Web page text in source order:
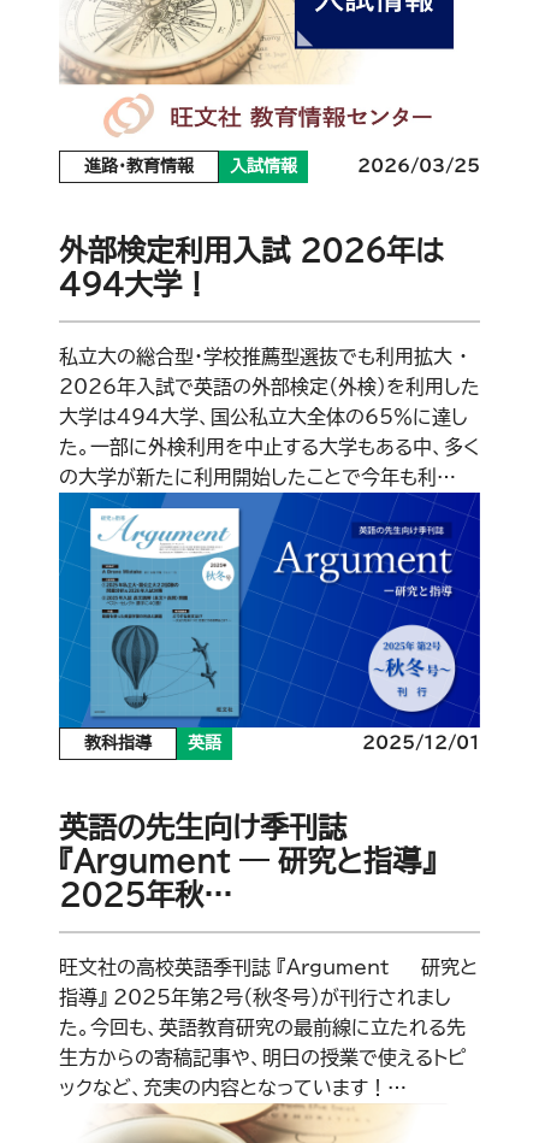
進路・教育情報 入試情報 2026/03/25
外部検定利用入試 2026年は
494大学！
私立大の総合型・学校推薦型選抜でも利用拡大 ・
2026年入試で英語の外部検定（外検）を利用した
大学は494大学、国公私立大全体の65％に達し
た。一部に外検利用を中止する大学もある中、多く
の大学が新たに利用開始したことで今年も利…
教科指導 英語 2025/12/01
英語の先生向け季刊誌
『Argument ― 研究と指導』
2025年秋…
旺文社の高校英語季刊誌 『Argument ― 研究と
指導』 2025年第2号（秋冬号）が刊行されまし
た。今回も、英語教育研究の最前線に立たれる先
生方からの寄稿記事や、明日の授業で使えるトピ
ックなど、充実の内容となっています！…